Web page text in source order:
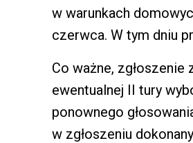
w warunkach
czerwca. W tym dniu
Co ważne,
ewentualnej II tury
ponownego
w zgłoszeniu